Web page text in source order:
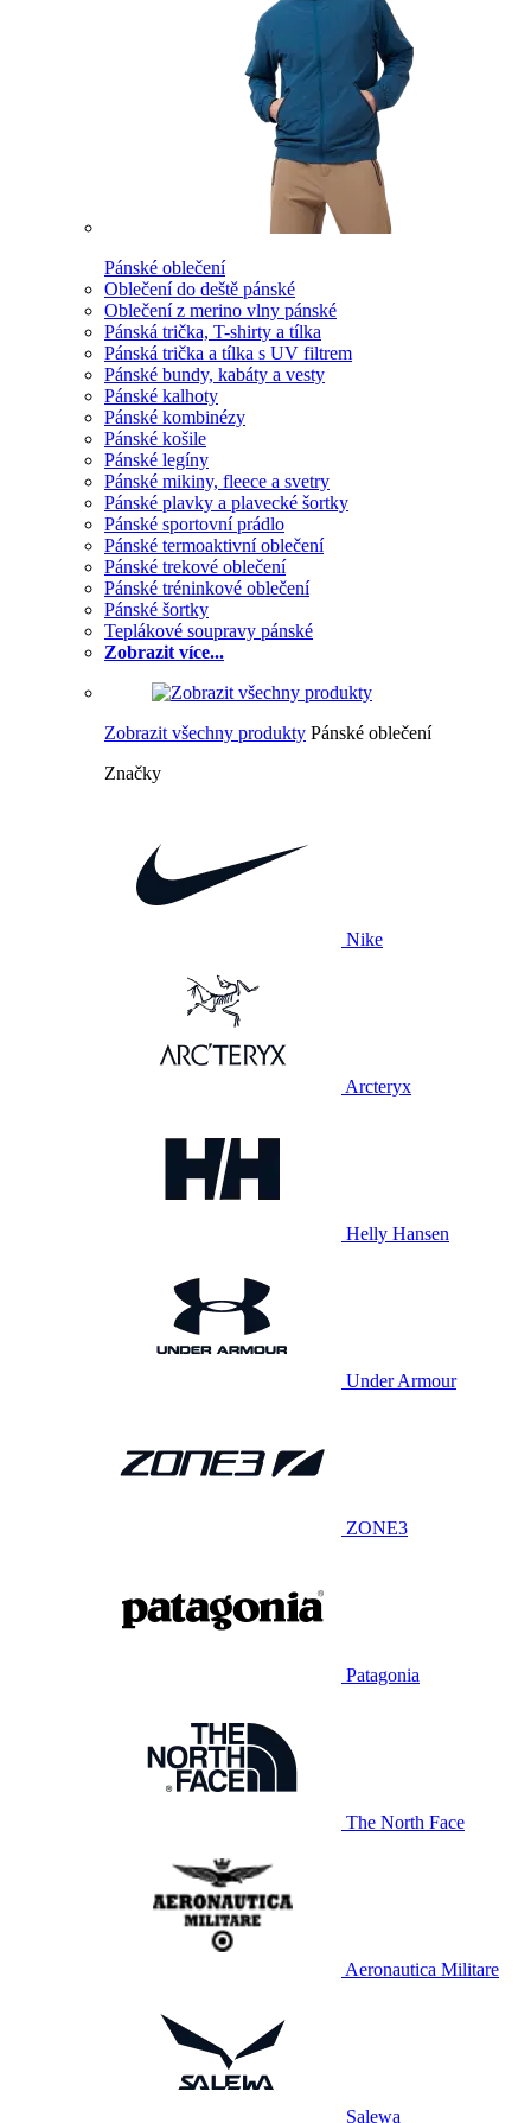
Pánské oblečení
Oblečení do deště pánské
Oblečení z merino vlny pánské
Pánská trička, T-shirty a tílka
Pánská trička a tílka s UV filtrem
Pánské bundy, kabáty a vesty
Pánské kalhoty
Pánské kombinézy
Pánské košile
Pánské legíny
Pánské mikiny, fleece a svetry
Pánské plavky a plavecké šortky
Pánské sportovní prádlo
Pánské termoaktivní oblečení
Pánské trekové oblečení
Pánské tréninkové oblečení
Pánské šortky
Teplákové soupravy pánské
Zobrazit více...
Zobrazit všechny produkty Pánské oblečení
Značky
Nike
Arcteryx
Helly Hansen
Under Armour
ZONE3
Patagonia
The North Face
Aeronautica Militare
Salewa